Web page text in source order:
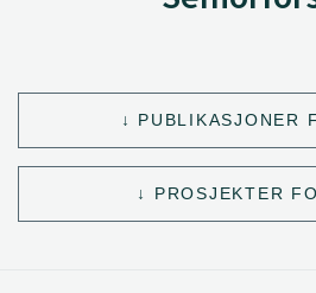
PUBLIKASJONER
PROSJEKTER